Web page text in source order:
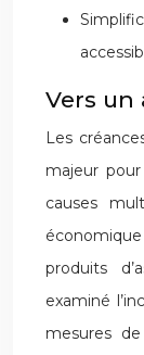
Vers un
Les
majeur
causes
économique
produits
examiné
mesures